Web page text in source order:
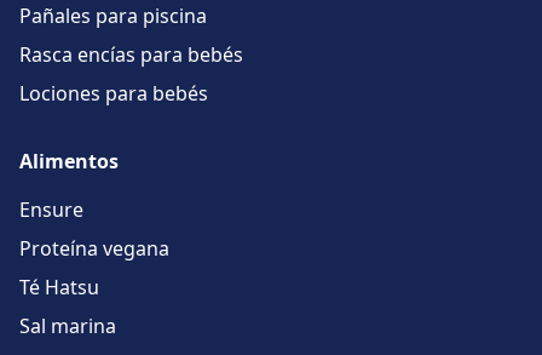
Pañales para piscina
Rasca encías para bebés
Lociones para bebés
Alimentos
Ensure
Proteína vegana
Té Hatsu
Sal marina